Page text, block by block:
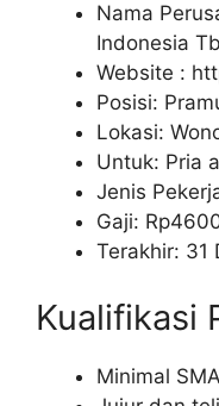
Nama
Indonesia
Website :
Posisi:
Lokasi:
Untuk: Pria
Jenis
Gaji: Rp
Terakhir: 31
Kualifikasi
Minimal